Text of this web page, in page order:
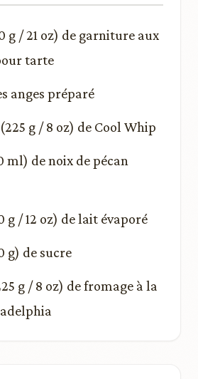
g / 21 oz) de garniture aux
tarte
anges préparé
g / 8 oz) de Cool Whip
ml) de noix de pécan
g / 12 oz) de lait évaporé
g) de sucre
g / 8 oz) de fromage à la